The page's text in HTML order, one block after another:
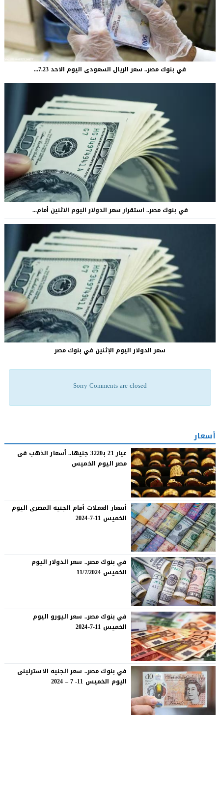
في بنوك مصر.. سعر الريال السعودى اليوم الاحد 7.23...
في بنوك مصر.. استقرار سعر الدولار اليوم الاثنين أمام...
سعر الدولار اليوم الإثنين في بنوك مصر
Sorry Comments are closed
أسعار
عيار 21 بـ3220 جنيها.. أسعار الذهب فى
مصر اليوم الخميس
أسعار العملات أمام الجنيه المصرى اليوم
الخميس 11-7-2024
في بنوك مصر.. سعر الدولار اليوم
الخميس 11/7/2024
في بنوك مصر.. سعر اليورو اليوم
الخميس 11-7-2024
في بنوك مصر.. سعر الجنيه الاسترلينى
اليوم الخميس 11- 7 – 2024